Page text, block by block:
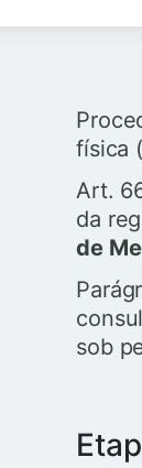
física
Art.
da
de
sob